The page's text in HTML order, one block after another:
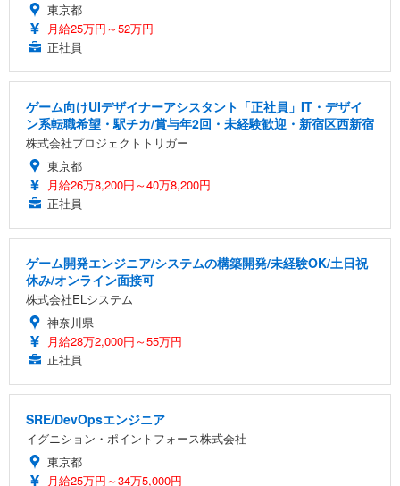
東京都
月給25万円～52万円
正社員
ゲーム向けUIデザイナーアシスタント「正社員」IT・デザイ
ン系転職希望・駅チカ/賞与年2回・未経験歓迎・新宿区西新宿
株式会社プロジェクトトリガー
東京都
月給26万8,200円～40万8,200円
正社員
ゲーム開発エンジニア/システムの構築開発/未経験OK/土日祝
休み/オンライン面接可
株式会社ELシステム
神奈川県
月給28万2,000円～55万円
正社員
SRE/DevOpsエンジニア
イグニション・ポイントフォース株式会社
東京都
月給25万円～34万5,000円